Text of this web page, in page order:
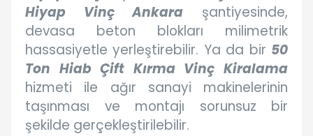
Hiyap Vinç Ankara şantiyesinde,
devasa beton blokları milimetrik
hassasiyetle yerleştirebilir. Ya da bir 50
Ton Hiab Çift Kırma Vinç Kiralama
hizmeti ile ağır sanayi makinelerinin
taşınması ve montajı sorunsuz bir
şekilde gerçekleştirilebilir.